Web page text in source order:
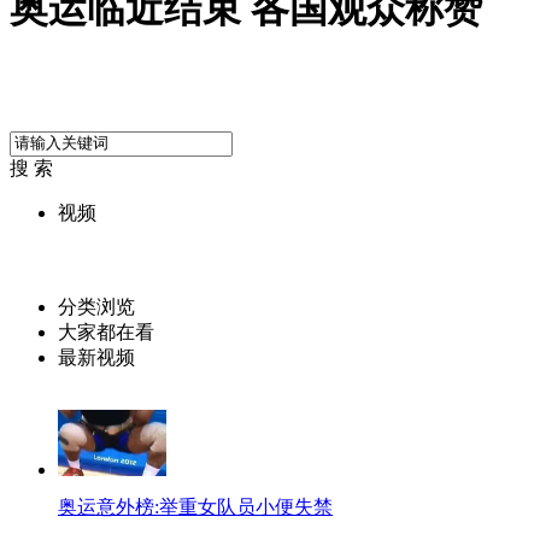
奥运临近结束 各国观众称赞
搜 索
视频
分类浏览
大家都在看
最新视频
奥运意外榜:举重女队员小便失禁